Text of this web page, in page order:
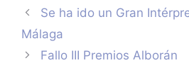
Se ha ido un Gran
Málaga
Fallo III Premios Alborán